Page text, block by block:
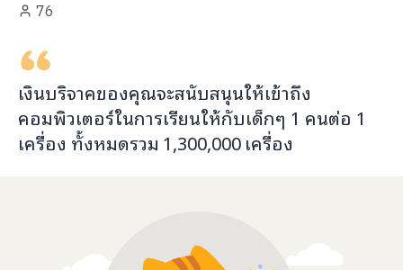
ภาษา:
76
เงินบริจาคของคุณจะสนับสนุนให้เข้าถึง
คอมพิวเตอร์ในการเรียนให้กับเด็กๆ 1 คนต่อ 1
เครื่อง ทั้งหมดรวม 1,300,000เครื่อง